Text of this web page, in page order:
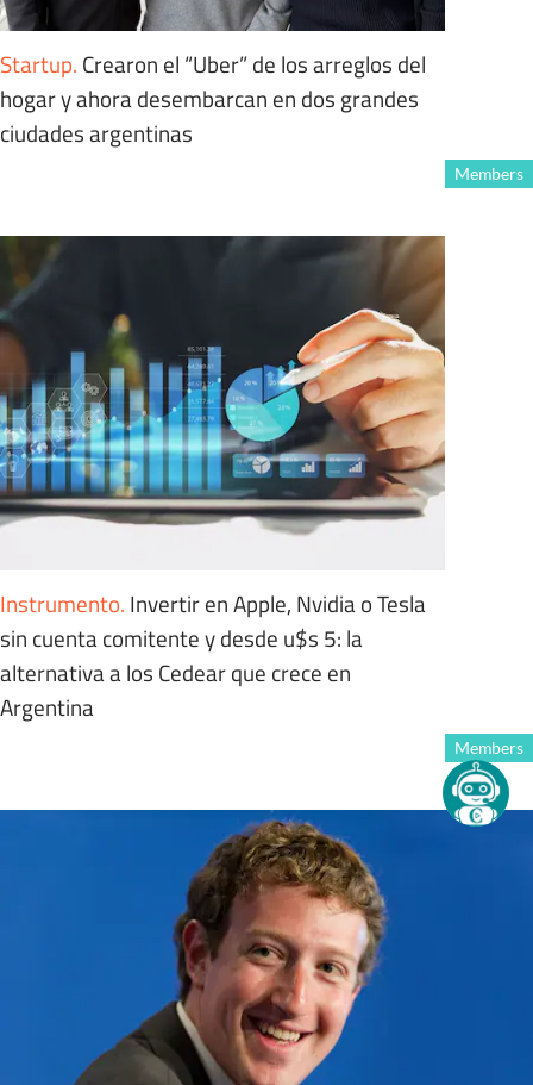
Startup. Crearon el “Uber” de los arreglos del
hogar y ahora desembarcan en dos grandes
ciudades argentinas
Members
Instrumento. Invertir en Apple, Nvidia o Tesla
sin cuenta comitente y desde u$s 5: la
alternativa a los Cedear que crece en
Argentina
Members